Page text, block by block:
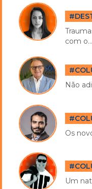
com o...
Não
Os
Um